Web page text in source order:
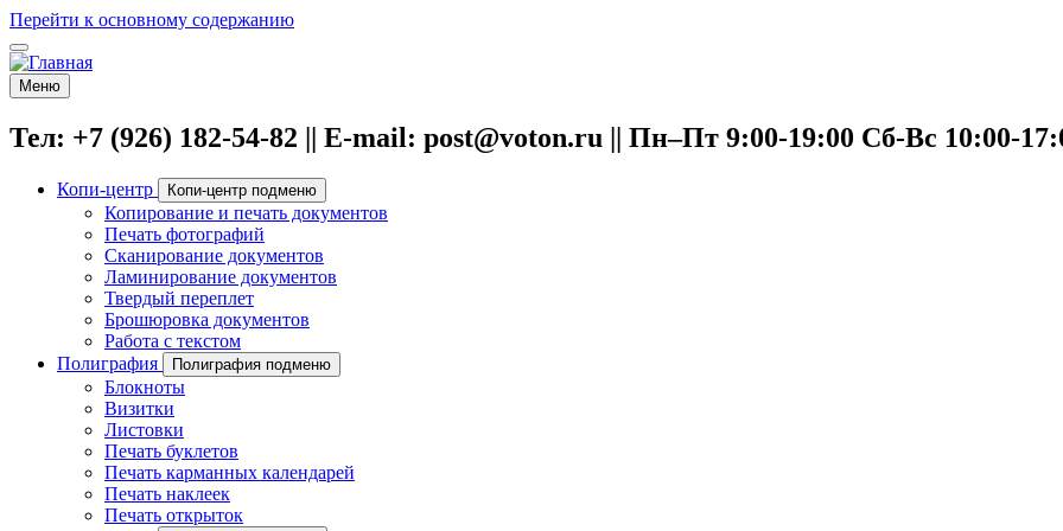
Перейти к основному содержанию
Меню
Тел: +7 (926) 182-54-82 || E-mail: post@voton.ru || Пн–Пт 9:00-19:00 Сб-Вс 10:00-
Копи-центр Копи-центр подменю
Копирование и печать документов
Печать фотографий
Сканирование документов
Ламинирование документов
Твердый переплет
Брошюровка документов
Работа с текстом
Полиграфия
Полиграфия подменю
Блокноты
Визитки
Листовки
Печать буклетов
Печать карманных календарей
Печать наклеек
Печать открыток